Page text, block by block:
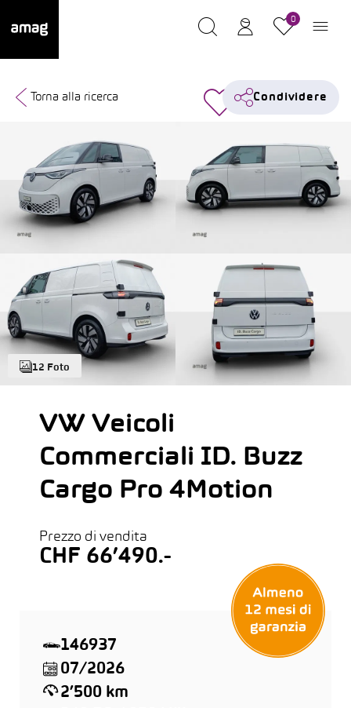
0
12 Foto
Torna alla ricerca Condividere
VW Veicoli
Commerciali ID. Buzz
Cargo Pro 4Motion
Prezzo di vendita
CHF 66’490.-
146937
07/2026
2’500 km